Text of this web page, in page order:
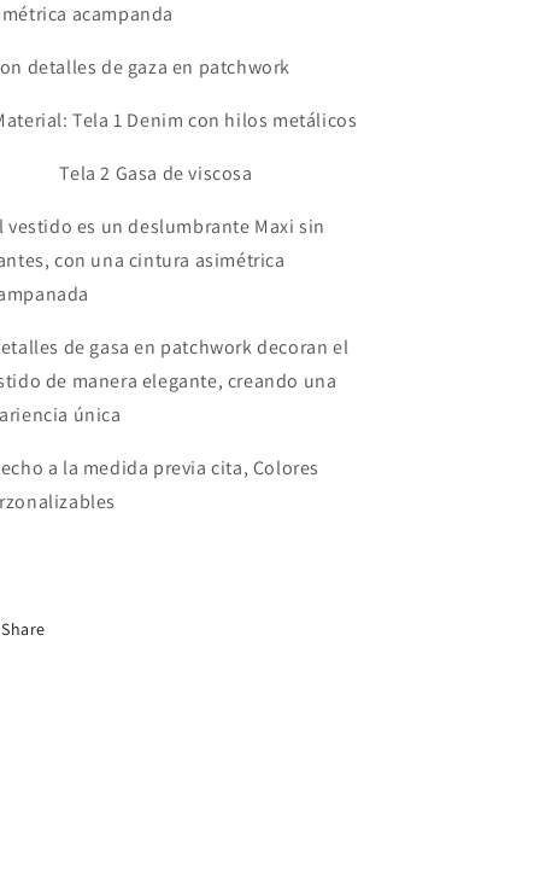
acampanda
detalles de gaza en patchwork
Tela 1 Denim con hilos metálicos
2 Gasa de viscosa
vestido es un deslumbrante Maxi sin
con una cintura asimétrica
de gasa en patchwork decoran el
de manera elegante, creando una
única
a la medida previa cita, Colores
Share